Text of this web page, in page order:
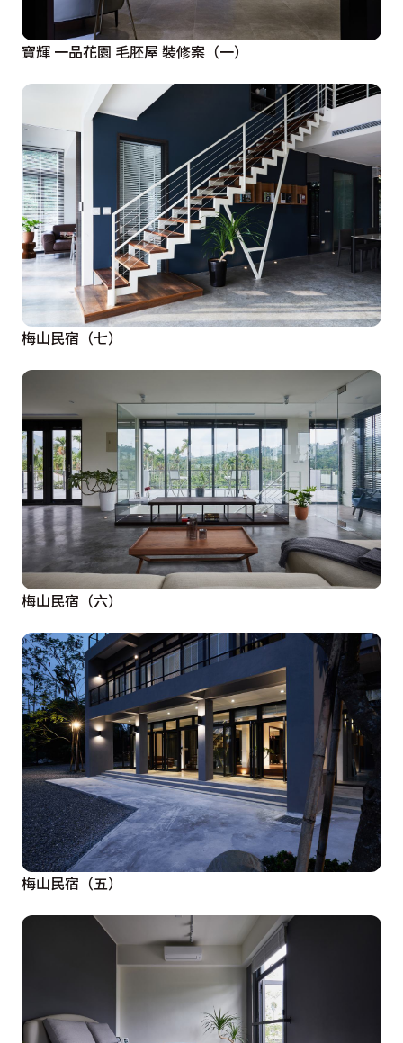
寶輝 一品花園 毛胚屋 裝修案（一）
梅山民宿（七）
梅山民宿（六）
梅山民宿（五）